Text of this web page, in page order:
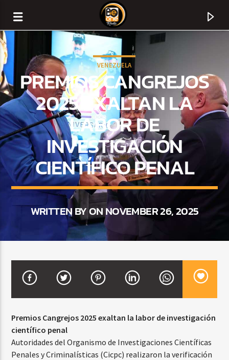
CURRENT TRACK
TITLE
CURRENT SHOW
FIESTA DJ MIX
9:00 PM 12:00 AM
Beone Radio
VENEZUELA
PREMIOS CANGREJOS
2025 EXALTAN LA
LABOR DE
INVESTIGACIÓN
CIENTÍFICO PENAL
WRITTEN BY ON NOVEMBER 26, 2025
Premios Cangrejos 2025 exaltan la labor de investigación
científico penal
Autoridades del Organismo de Investigaciones Científicas
Penales y Criminalísticas (Cicpc) realizaron la verificación